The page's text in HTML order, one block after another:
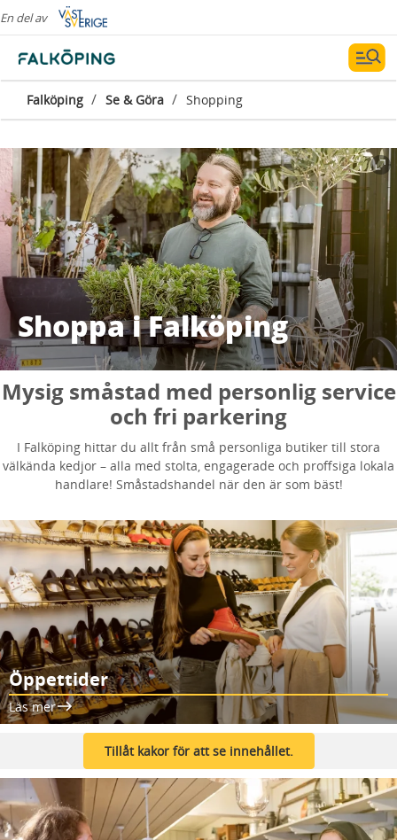
En del av
Falköping / Se & Göra / Shopping
Shoppa i Falköping
Mysig småstad med personlig service
och fri parkering
I Falköping hittar du allt från små personliga butiker till stora
välkända kedjor – alla med stolta, engagerade och proffsiga lokala
handlare! Småstadshandel när den är som bäst!
Öppettider
Läs mer
Tillåt kakor för att se innehållet.